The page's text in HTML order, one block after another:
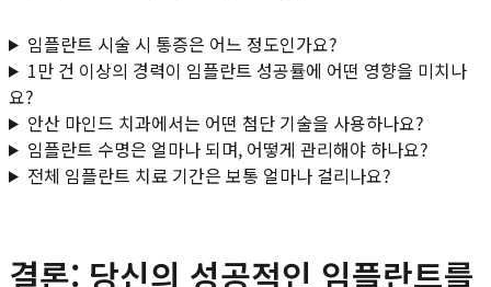
임플란트 시술 시 통증은 어느 정도인가요?
1만 건 이상의 경력이 임플란트 성공률에 어떤 영향을 미치나
요?
안산 마인드 치과에서는 어떤 첨단 기술을 사용하나요?
임플란트 수명은 얼마나 되며, 어떻게 관리해야 하나요?
전체 임플란트 치료 기간은 보통 얼마나 걸리나요?
결론: 당신의 성공적인 임플란트를